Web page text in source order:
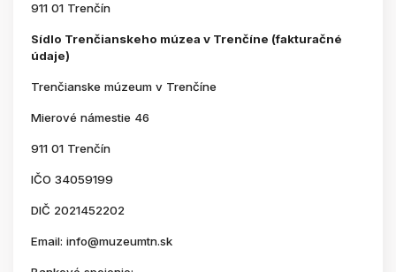
911 01 Trenčín
Sídlo Trenčianskeho múzea v Trenčíne (fakturačné
údaje)
Trenčianske múzeum v Trenčíne
Mierové námestie 46
911 01 Trenčín
IČO 34059199
DIČ 2021452202
Email: info@muzeumtn.sk